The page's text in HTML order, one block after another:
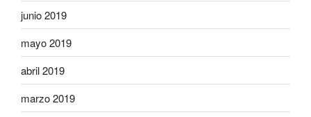
junio 2019
mayo 2019
abril 2019
marzo 2019